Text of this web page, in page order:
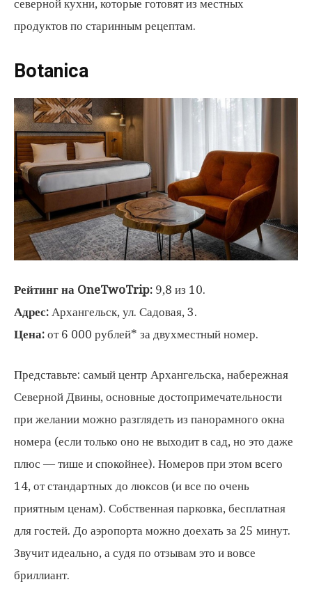
северной кухни, которые готовят из местных
продуктов по старинным рецептам.
Botanica
Рейтинг на OneTwoTrip: 9,8 из 10.
Адрес: Архангельск, ул. Садовая, 3.
Цена: от 6 000 рублей* за двухместный номер.
Представьте: самый центр Архангельска, набережная
Северной Двины, основные достопримечательности
при желании можно разглядеть из панорамного окна
номера (если только оно не выходит в сад, но это даже
плюс — тише и спокойнее). Номеров при этом всего
14, от стандартных до люксов (и все по очень
приятным ценам). Собственная парковка, бесплатная
для гостей. До аэропорта можно доехать за 25 минут.
Звучит идеально, а судя по отзывам это и вовсе
бриллиант.